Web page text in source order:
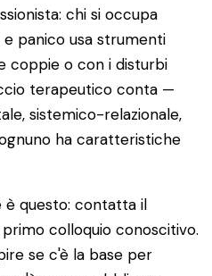
chi si occupa
panico usa strumenti
coppie o con i disturbi
terapeutico conta —
sistemico-relazionale,
ha caratteristiche
è questo: contatta il
colloquio conoscitivo.
se c'è la base per